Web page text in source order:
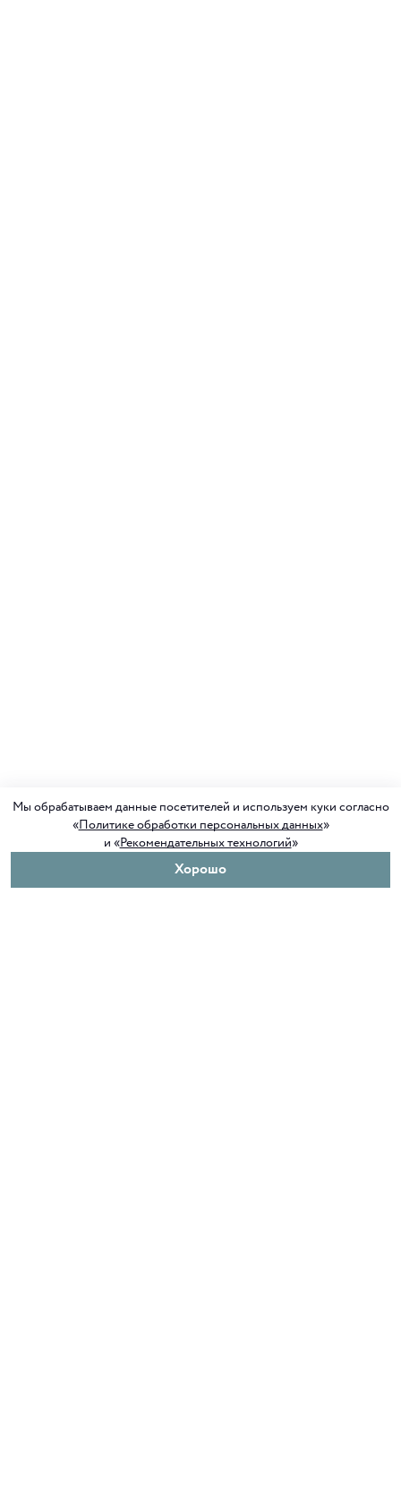
Мы обрабатываем данные посетителей и используем куки согласно
«Политике обработки персональных данных»
и «Рекомендательных технологий»
Хорошо